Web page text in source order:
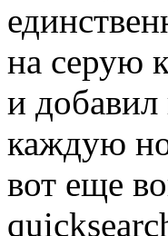
на серую
и
каждую
вот еще